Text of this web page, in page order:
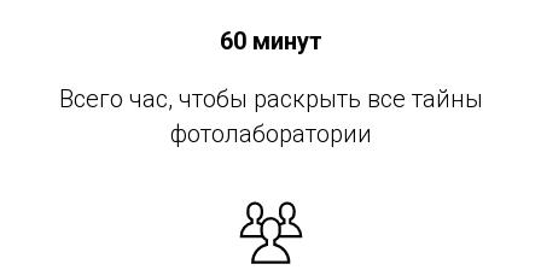
60 минут
Всего час, чтобы раскрыть все тайны
фотолаборатории